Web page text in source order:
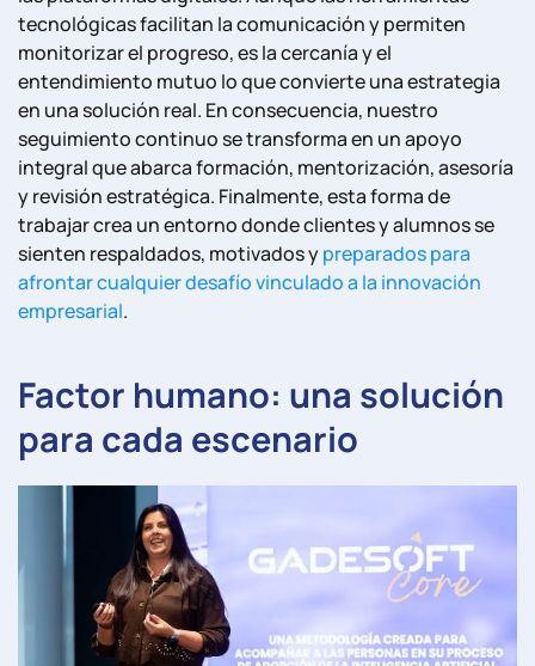
tecnológicas facilitan la comunicación y permiten
monitorizar el progreso, es la cercanía y el
entendimiento mutuo lo que convierte una estrategia
en una solución real. En consecuencia, nuestro
seguimiento continuo se transforma en un apoyo
integral que abarca formación, mentorización, asesoría
y revisión estratégica. Finalmente, esta forma de
trabajar crea un entorno donde clientes y alumnos se
sienten respaldados, motivados ypreparados para
afrontar cualquier desafío vinculado a la innovación
empresarial.
Factor humano: una solución
para cada escenario